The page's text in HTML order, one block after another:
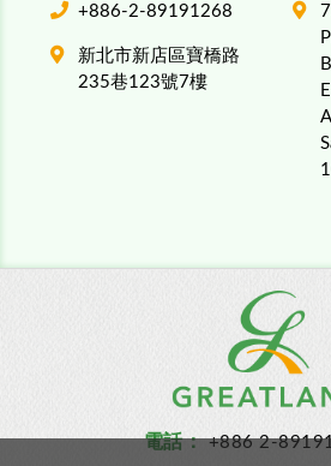
+886-2-89191268
新北市新店區寶橋路
235巷123號7樓
電話： +886 2-